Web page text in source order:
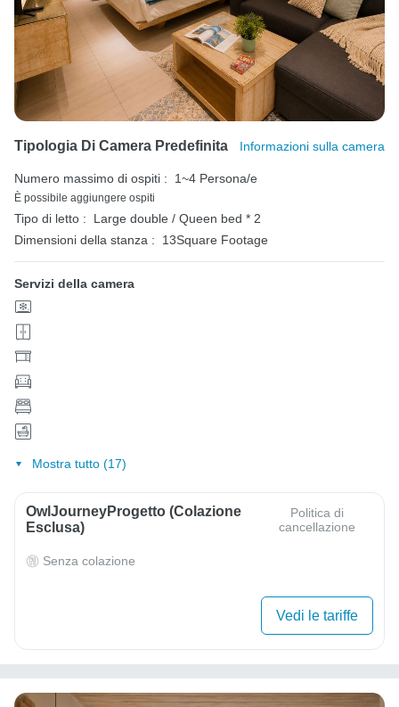
Tipologia Di Camera Predefinita Informazioni sulla camera
Numero massimo di ospiti : 1~4 Persona/e
È possibile aggiungere ospiti
Tipo di letto :
Large double / Queen bed * 2
Dimensioni della stanza :
13Square Footage
Servizi della camera
Mostra tutto (17)
OwlJourneyProgetto (colazione
Esclusa)
Politica di
cancellazione
Senza colazione
Vedi le tariffe